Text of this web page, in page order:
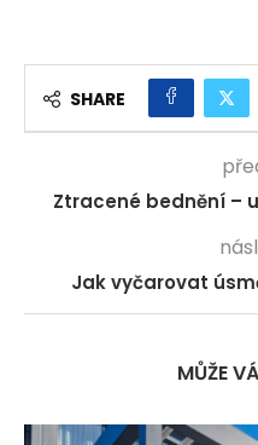
SHARE
Ztracené bednění –
Jak vyčarovat
MŮŽE